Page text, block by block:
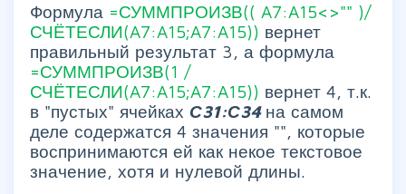
Формула =СУММПРОИЗВ(( A7:A15<>"" )/
СЧЁТЕСЛИ(A7:A15;A7:A15)) вернет
правильный результат 3, а формула
=СУММПРОИЗВ(1 /
СЧЁТЕСЛИ(A7:A15;A7:A15)) вернет 4, т.к.
в "пустых" ячейках С31:С34 на самом
деле содержатся 4 значения "", которые
воспринимаются ей как некое текстовое
значение, хотя и нулевой длины.